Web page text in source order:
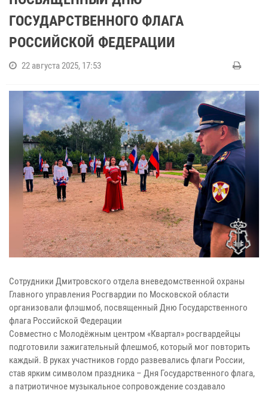
ГОСУДАРСТВЕННОГО ФЛАГА
РОССИЙСКОЙ ФЕДЕРАЦИИ
22 августа 2025, 17:53
Сотрудники Дмитровского отдела вневедомственной охраны
Главного управления Росгвардии по Московской области
организовали флэшмоб, посвященный Дню Государственного
флага Российской Федерации
Совместно с Молодёжным центром «Квартал» росгвардейцы
подготовили зажигательный флешмоб, который мог повторить
каждый. В руках участников гордо развевались флаги России,
став ярким символом праздника – Дня Государственного флага,
а патриотичное музыкальное сопровождение создавало